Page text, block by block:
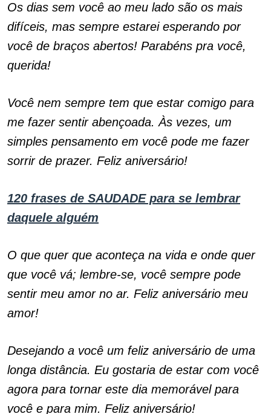
Os dias sem você ao meu lado são os mais
difíceis, mas sempre estarei esperando por
você de braços abertos! Parabéns pra você,
querida!
Você nem sempre tem que estar comigo para
me fazer sentir abençoada. Às vezes, um
simples pensamento em você pode me fazer
sorrir de prazer. Feliz aniversário!
120 frases de SAUDADE para se lembrar
daquele alguém
O que quer que aconteça na vida e onde quer
que você vá; lembre-se, você sempre pode
sentir meu amor no ar. Feliz aniversário meu
amor!
Desejando a você um feliz aniversário de uma
longa distância. Eu gostaria de estar com você
agora para tornar este dia memorável para
você e para mim. Feliz aniversário!